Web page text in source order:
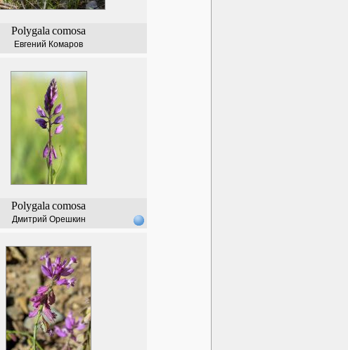
Polygala comosa
Евгений Комаров
Polygala comosa
Дмитрий Орешкин